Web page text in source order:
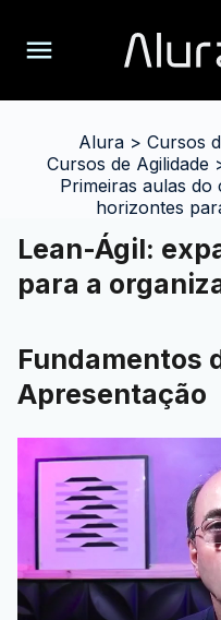
Alura> Cursos
Cursos de Agilidade
Primeiras aulas do
horizontes
Lean-Ágil:
para a
Fundamentos
Apresentação